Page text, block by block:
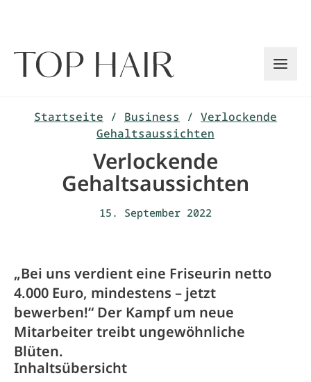
Startseite / Business / Verlockende
Gehaltsaussichten
Verlockende
Gehaltsaussichten
15. September 2022
„Bei uns verdient eine Friseurin netto
4.000 Euro, mindestens – jetzt
bewerben!“ Der Kampf um neue
Mitarbeiter treibt ungewöhnliche
Blüten.
Inhaltsübersicht